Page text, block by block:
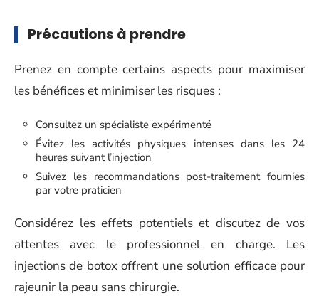
Précautions à prendre
Prenez en compte certains aspects pour maximiser
les bénéfices et minimiser les risques :
Consultez un spécialiste expérimenté
Évitez les activités physiques intenses dans les 24
heures suivant l’injection
Suivez les recommandations post-traitement fournies
par votre praticien
Considérez les effets potentiels et discutez de vos
attentes avec le professionnel en charge. Les
injections de botox offrent une solution efficace pour
rajeunir la peau sans chirurgie.